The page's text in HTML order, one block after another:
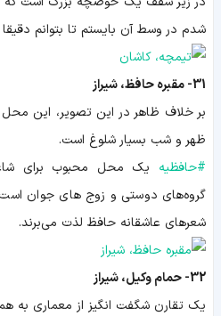
شدم در وسط آن بایستم تا بتوانم دقیقا
31- مقبره حافظ، شیراز
بر خلاف ظاهر در این تصویر، این محل
ظهر و شب بسیار شلوغ است.
#حافظیه یک محل محبوب برای
گروه‌های دوستی و زوج های جوان است
شعرهای عاشقانه حافظ لذت می‌برند.
32- حمام وکیل، شیراز
یک تقارن شگفت انگیز از معماری به